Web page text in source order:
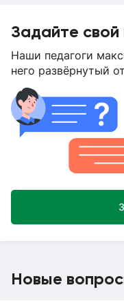
Задайте свой
Наши педагоги
него развёрнутый
Новые